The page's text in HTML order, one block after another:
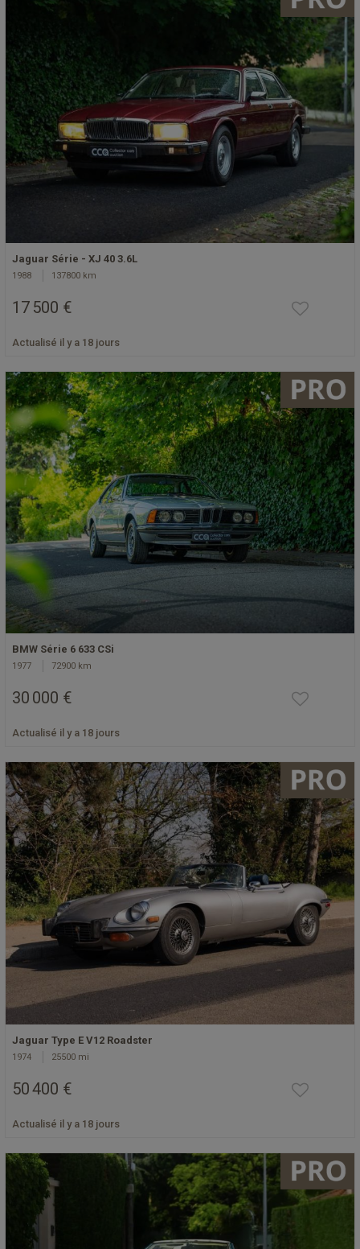
Jaguar Série - XJ 40 3.6L
1988 137800 km
17 500 €
Actualisé il y a 18 jours
BMW Série 6 633 CSi
1977 72900 km
30 000 €
Actualisé il y a 18 jours
Jaguar Type E V12 Roadster
1974 25500 mi
50 400 €
Actualisé il y a 18 jours